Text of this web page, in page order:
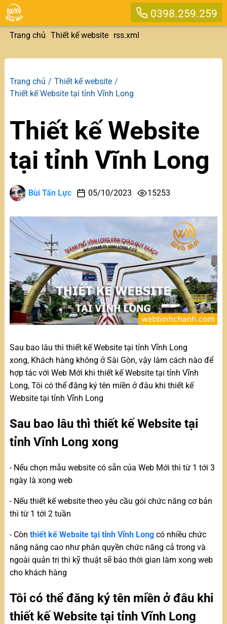
0398.259.259
Trang chủ Thiết kế website rss.xml
Trang chủ
Thiết kế website
Thiết kế Website tại tỉnh Vĩnh Long
Thiết kế Website
tại tỉnh Vĩnh Long
Bùi Tấn Lực 05/10/2023 15253
Sau bao lâu thì thiết kế Website tại tỉnh Vĩnh Long
xong, Khách hàng không ở Sài Gòn, vậy làm cách nào để
hợp tác với Web Mới khi thiết kế Website tại tỉnh Vĩnh
Long, Tôi có thể đăng ký tên miền ở đâu khi thiết kế
Website tại tỉnh Vĩnh Long
Sau bao lâu thì thiết kế Website tại
tỉnh Vĩnh Long xong
- Nếu chọn mẫu website có sẵn của Web Mới thì từ 1 tới 3
ngày là xong web
- Nếu thiết kế website theo yêu cầu gói chức năng cơ bản
thì từ 1 tới 2 tuần
- Còn thiết kế Website tại tỉnh Vĩnh Longcó nhiều chức
năng nâng cao như phân quyền chức năng cả trong và
ngoài quản trị thì kỹ thuật sẽ báo thời gian làm xong web
cho khách hàng
Tôi có thể đăng ký tên miền ở đâu khi
thiết kế Website tại tỉnh Vĩnh Long